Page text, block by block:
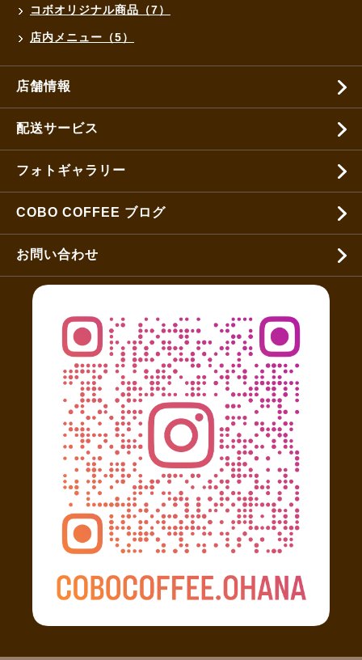
コボオリジナル商品（7）
店内メニュー（5）
店舗情報
配送サービス
フォトギャラリー
COBO COFFEE ブログ
お問い合わせ